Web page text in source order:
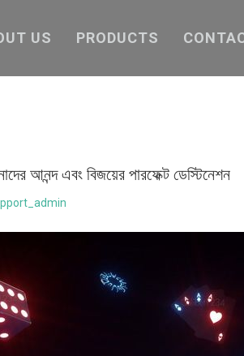
US PRODUCTS
আনন্দ এবং বিজয়ের পারফেক্ট ডেস্টিনেশন